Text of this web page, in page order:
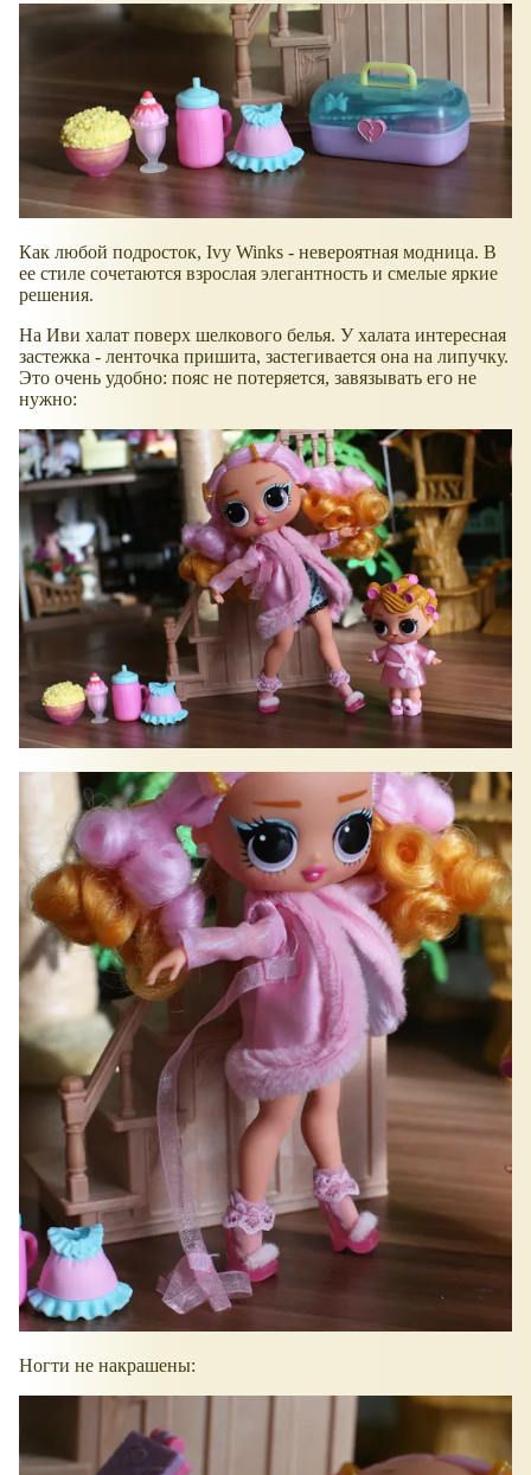
Как любой подросток, Ivy Winks - невероятная модница. В
ее стиле сочетаются взрослая элегантность и смелые яркие
решения.
На Иви халат поверх шелкового белья. У халата интересная
застежка - ленточка пришита, застегивается она на липучку.
Это очень удобно: пояс не потеряется, завязывать его не
нужно:
Ногти не накрашены: